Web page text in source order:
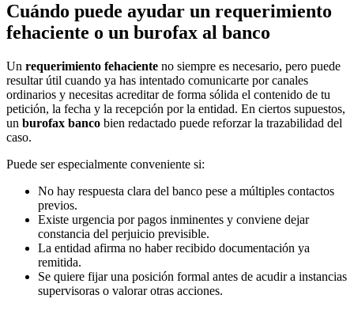
Cuándo puede ayudar un requerimiento
fehaciente o un burofax al banco
Un requerimiento fehaciente no siempre es necesario, pero puede
resultar útil cuando ya has intentado comunicarte por canales
ordinarios y necesitas acreditar de forma sólida el contenido de tu
petición, la fecha y la recepción por la entidad. En ciertos supuestos,
un burofax banco bien redactado puede reforzar la trazabilidad del
caso.
Puede ser especialmente conveniente si:
No hay respuesta clara del banco pese a múltiples contactos
previos.
Existe urgencia por pagos inminentes y conviene dejar
constancia del perjuicio previsible.
La entidad afirma no haber recibido documentación ya
remitida.
Se quiere fijar una posición formal antes de acudir a instancias
supervisoras o valorar otras acciones.